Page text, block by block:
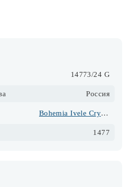
14773/24 G
Россия
Bohemia Ivele Crystal
1477